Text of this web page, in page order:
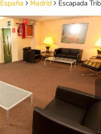
España Madrid Escapada